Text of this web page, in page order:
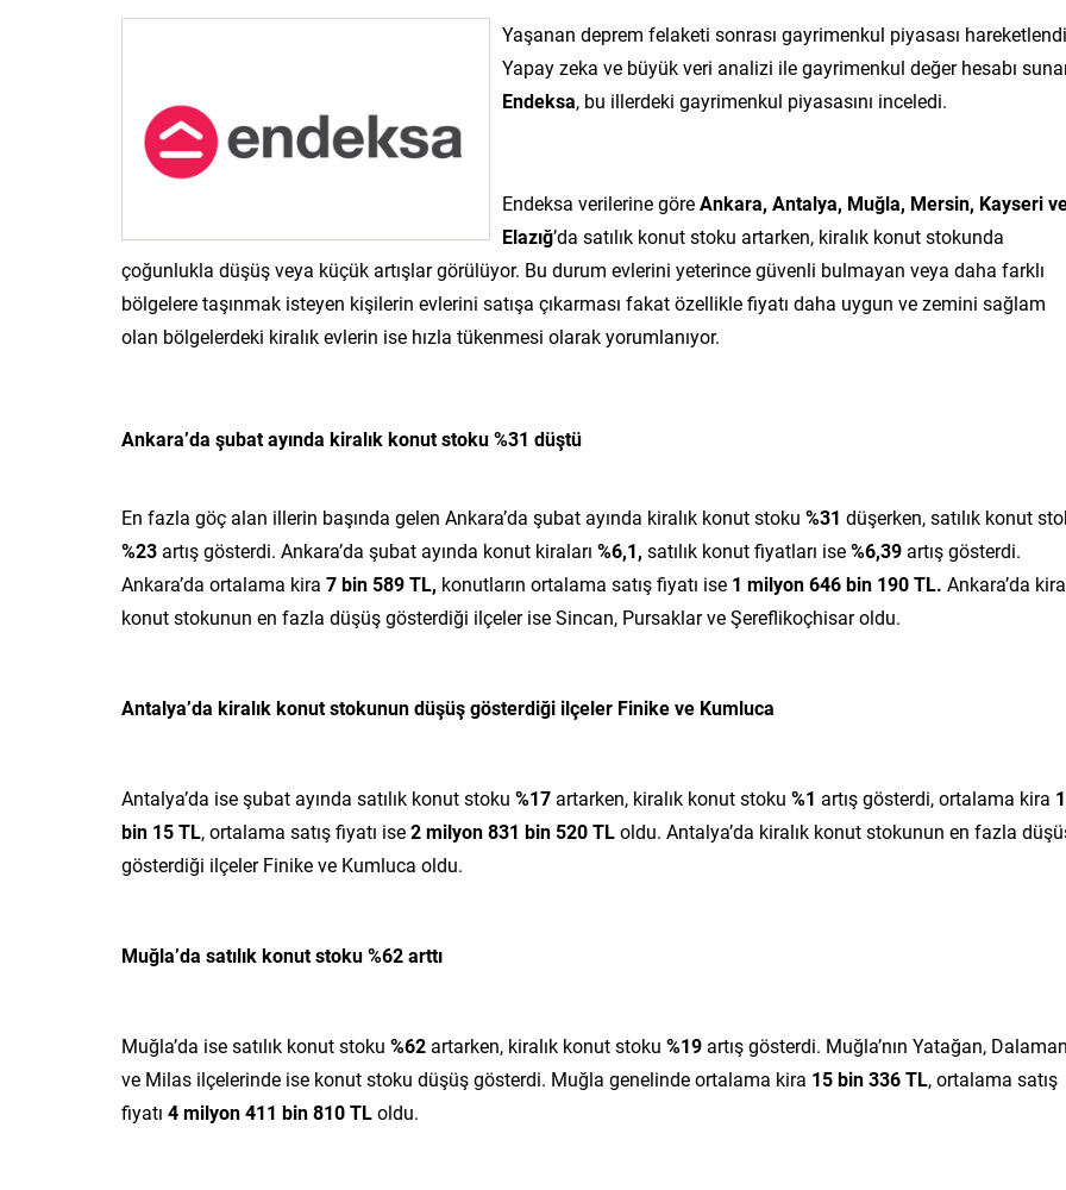
Yaşanan deprem felaketi sonrası gayrimenkul piyasası
Yapay zeka ve büyük veri analizi ile gayrimenkul değer hesabı
Endeksa, bu illerdeki gayrimenkul piyasasını inceledi.
Endeksa verilerine göreAnkara, Antalya, Muğla, Mersin, Kayseri
Elazığ’da satılık konut stoku artarken, kiralık konut stokunda
çoğunlukla düşüş veya küçük artışlar görülüyor. Bu durum evlerini yeterince güvenli bulmayan veya daha farklı
bölgelere taşınmak isteyen kişilerin evlerini satışa çıkarması fakat özellikle fiyatı daha uygun ve zemini sağlam
olan bölgelerdeki kiralık evlerin ise hızla tükenmesi olarak yorumlanıyor.
Ankara’da şubat ayında kiralık konut stoku %31 düştü
En fazla göç alan illerin başında gelen Ankara’da şubat ayında kiralık konut stoku %31 düşerken, satılık konut
%23 artış gösterdi. Ankara’da şubat ayında konut kiraları %6,1, satılık konut fiyatları ise%6,39 artış gösterdi.
Ankara’da ortalama kira 7 bin 589 TL, konutların ortalama satış fiyatı ise 1 milyon 646 bin 190 TL. Ankara’da
konut stokunun en fazla düşüş gösterdiği ilçeler ise Sincan, Pursaklar ve Şereflikoçhisar oldu.
Antalya’da kiralık konut stokunun düşüş gösterdiği ilçeler Finike ve Kumluca
Antalya’da ise şubat ayında satılık konut stoku %17 artarken, kiralık konut stoku %1 artış gösterdi, ortalama kira
bin 15 TL, ortalama satış fiyatı ise2 milyon 831 bin 520 TLoldu. Antalya’da kiralık konut stokunun en fazla
gösterdiği ilçeler Finike ve Kumluca oldu.
Muğla’da satılık konut stoku %62 arttı
Muğla’da ise satılık konut stoku %62 artarken, kiralık konut stoku %19 artış gösterdi. Muğla’nın Yatağan, Dalaman
ve Milas ilçelerinde ise konut stoku düşüş gösterdi. Muğla genelinde ortalama kira 15 bin 336 TL, ortalama satış
fiyatı 4 milyon 411 bin 810 TLoldu.